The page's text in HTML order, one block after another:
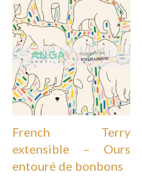
French Terry
extensible – Ours
entouré de bonbons